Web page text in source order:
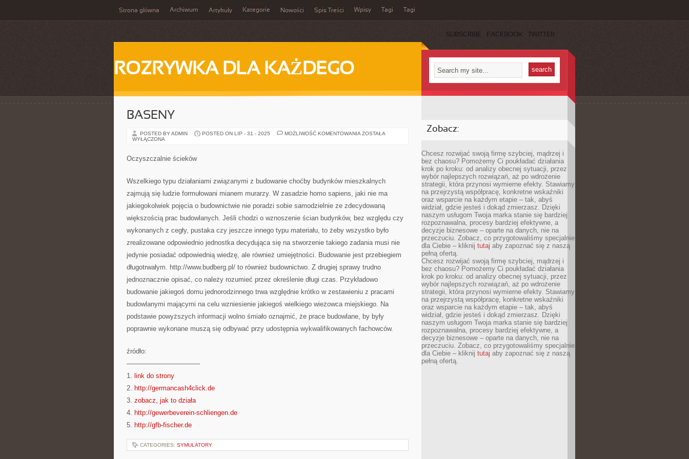
Strona główna Archiwum Artykuły Kategorie Nowości Spis Treści Wpisy Tagi Tagi
SUBSCRIBE FACEBOOK TWITTER
ROZRYWKA DLA KAŻDEGO
BASENY
POSTED BY ADMIN POSTED ON LIP - 31 - 2025 MOŻLIWOŚĆ KOMENTOWANIA BASENY
ZOSTAŁA
WYŁĄCZONA
Oczyszczalnie ścieków
Wszelkiego typu działaniami związanymi z budowanie choćby budynków mieszkalnych
zajmują się ludzie formułowani mianem murarzy. W zasadzie homo sapiens, jaki nie ma
jakiegokolwiek pojęcia o budownictwie nie poradzi sobie samodzielnie ze zdecydowaną
większością prac budowlanych. Jeśli chodzi o wznoszenie ścian budynków, bez względu czy
wykonanych z cegły, pustaka czy jeszcze innego typu materiału, to żeby wszystko było
zrealizowane odpowiednio jednostka decydująca się na stworzenie takiego zadania musi nie
jedynie posiadać odpowiednią wiedzę, ale również umiejętności. Budowanie jest przebiegiem
długotrwałym. http://www.budberg.pl/ to również budownictwo. Z drugiej sprawy trudno
jednoznacznie opisać, co należy rozumieć przez określenie długi czas. Przykładowo
budowanie jakiegoś domu jednorodzinnego trwa względnie krótko w zestawieniu z pracami
budowlanymi mającymi na celu wzniesienie jakiegoś wielkiego wieżowca miejskiego. Na
podstawie powyższych informacji wolno śmiało oznajmić, że prace budowlane, by były
poprawnie wykonane muszą się odbywać przy udostępnia wykwalifikowanych fachowców.
źródło:
———————————
1. link do strony
2. http://germancash4click.de
3. zobacz, jak to działa
4. http://gewerbeverein-schliengen.de
5. http://gfb-fischer.de
CATEGORIES: SYMULATORY
Zobacz:
Chcesz rozwijać swoją firmę szybciej, mądrzej i
bez chaosu? Pomożemy Ci poukładać działania
krok po kroku: od analizy obecnej sytuacji, przez
wybór najlepszych rozwiązań, aż po wdrożenie
strategii, która przynosi wymierne efekty. Stawiamy
na przejrzystą współpracę, konkretne wskaźniki
oraz wsparcie na każdym etapie – tak, abyś
widział, gdzie jesteś i dokąd zmierzasz. Dzięki
naszym usługom Twoja marka stanie się bardziej
rozpoznawalna, procesy bardziej efektywne, a
decyzje biznesowe – oparte na danych, nie na
przeczuciu. Zobacz, co przygotowaliśmy specjalnie
dla Ciebie – kliknij tutaj aby zapoznać się z naszą
pełną ofertą.
Chcesz rozwijać swoją firmę szybciej, mądrzej i
bez chaosu? Pomożemy Ci poukładać działania
krok po kroku: od analizy obecnej sytuacji, przez
wybór najlepszych rozwiązań, aż po wdrożenie
strategii, która przynosi wymierne efekty. Stawiamy
na przejrzystą współpracę, konkretne wskaźniki
oraz wsparcie na każdym etapie – tak, abyś
widział, gdzie jesteś i dokąd zmierzasz. Dzięki
naszym usługom Twoja marka stanie się bardziej
rozpoznawalna, procesy bardziej efektywne, a
decyzje biznesowe – oparte na danych, nie na
przeczuciu. Zobacz, co przygotowaliśmy specjalnie
dla Ciebie – kliknij tutaj aby zapoznać się z naszą
pełną ofertą.